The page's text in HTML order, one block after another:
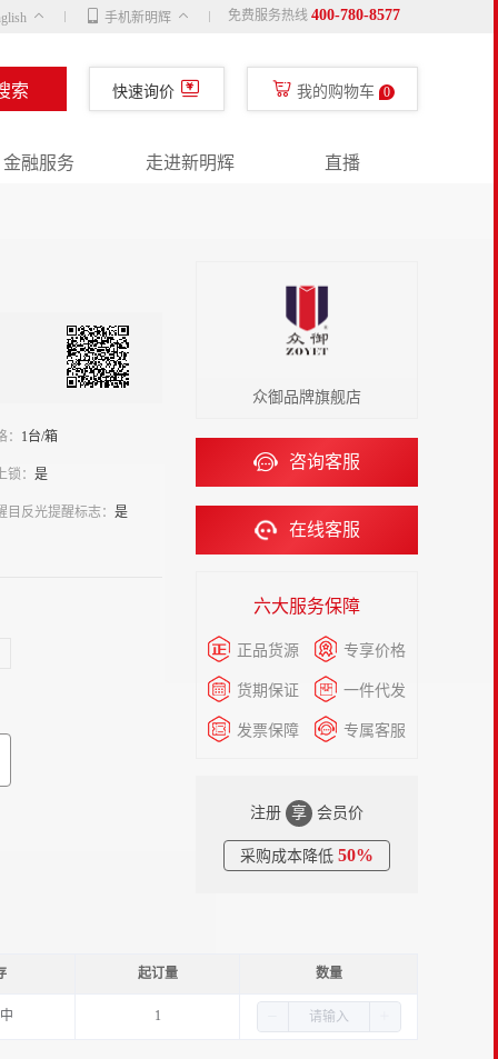
手机新明辉 免费服务热线 400-780-8577
索 快速询价 我的购物车 0
金融服务 走进新明辉 直播
1台/箱
锁：是
目反光提醒标志：是
众御品牌旗舰店
咨询客服
在线客服
六大服务保障
正品货源 专享价格
货期保证 一件代发
发票保障 专属客服
注册 享 会员价
采购成本降低 50%
起订量 数量
1